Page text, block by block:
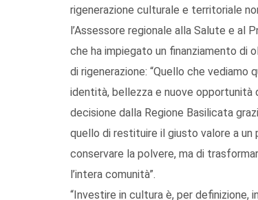
rigenerazione culturale e territoriale
l’Assessore regionale alla Salute e al
che ha impiegato un finanziamento di
di rigenerazione: “Quello che
identità, bellezza e nuove opportunità
decisione dalla Regione Basilicata
quello di restituire il giusto valore a
conservare la polvere, ma di
l’intera comunità”.
“Investire in cultura è, per